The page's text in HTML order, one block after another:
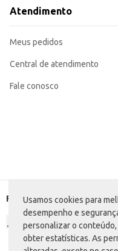
Usamos cookies para
desempenho e
personalizar o
obter estatísticas. As
O Molho de Pimenta Vale
Atendimento
Meus pedidos
Central de atendimento
Fale conosco
Formas de pagamento